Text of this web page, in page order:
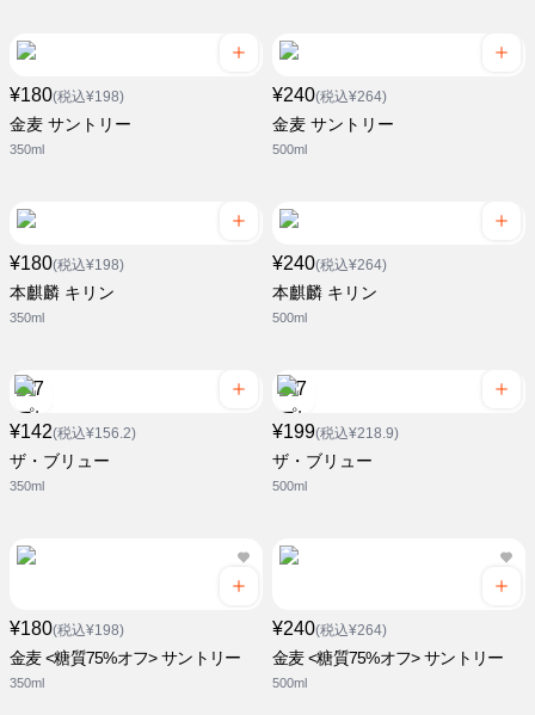
¥180(税込¥198)
金麦 サントリー
350ml
¥240(税込¥264)
金麦 サントリー
500ml
¥180(税込¥198)
本麒麟 キリン
350ml
¥240(税込¥264)
本麒麟 キリン
500ml
¥142(税込¥156.2)
ザ・ブリュー
350ml
¥199(税込¥218.9)
ザ・ブリュー
500ml
¥180(税込¥198)
金麦 <糖質75%オフ> サントリー
350ml
¥240(税込¥264)
金麦 <糖質75%オフ> サントリー
500ml